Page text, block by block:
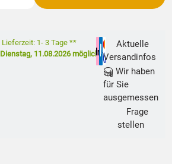
Lieferzeit: 1- 3 Tage **
Dienstag, 11.08.2026möglich
Aktuelle
Versandinfos
Wir haben
für Sie
ausgemessen
Frage
stellen